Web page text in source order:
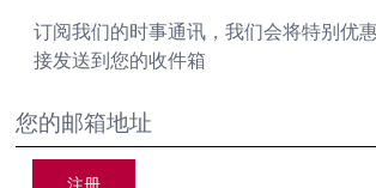
订阅我们的时事通讯，我们会将特别优
接发送到您的收件箱